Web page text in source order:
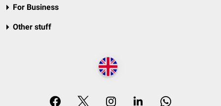
For Business
Other stuff